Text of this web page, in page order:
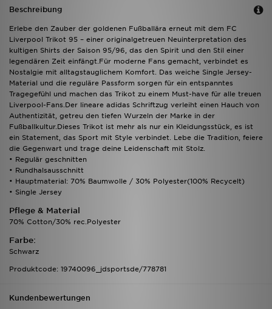
Beschreibung
Erlebe den Zauber der goldenen Fußballära erneut mit dem FC
Liverpool Trikot 95 – einer originalgetreuen Neuinterpretation des
kultigen Shirts der Saison 95/96, das den Spirit und den Stil einer
legendären Zeit einfängt.Für moderne Fans gemacht, verbindet es
Nostalgie mit alltagstauglichem Komfort. Das weiche Single Jersey-
Material und die reguläre Passform sorgen für ein entspanntes
Tragegefühl und machen das Trikot zu einem Must-have für alle treuen
Liverpool-Fans.Der lineare adidas Schriftzug verleiht einen Hauch von
Authentizität, getreu den tiefen Wurzeln der Marke in der
Fußballkultur.Dieses Trikot ist mehr als nur ein Kleidungsstück, es ist
ein Statement, das Sport mit Style verbindet. Lebe die Tradition, feiere
die Gegenwart und trage deine Leidenschaft mit Stolz.
• Regulär geschnitten
• Rundhalsausschnitt
• Hauptmaterial: 70% Baumwolle / 30% Polyester(100% Recycelt)
• Single Jersey
Pflege & Material
70% Cotton/30% rec.Polyester
Farbe:
Schwarz
Produktcode: 19740096_jdsportsde/778781
Kundenbewertungen